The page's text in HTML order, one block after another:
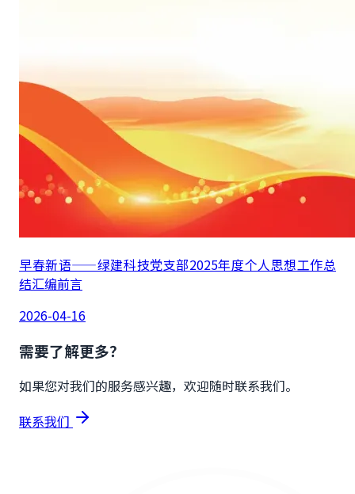
早春新语——绿建科技党支部2025年度个人思想工作总
结汇编前言
2026-04-16
需要了解更多？
如果您对我们的服务感兴趣，欢迎随时联系我们。
联系我们